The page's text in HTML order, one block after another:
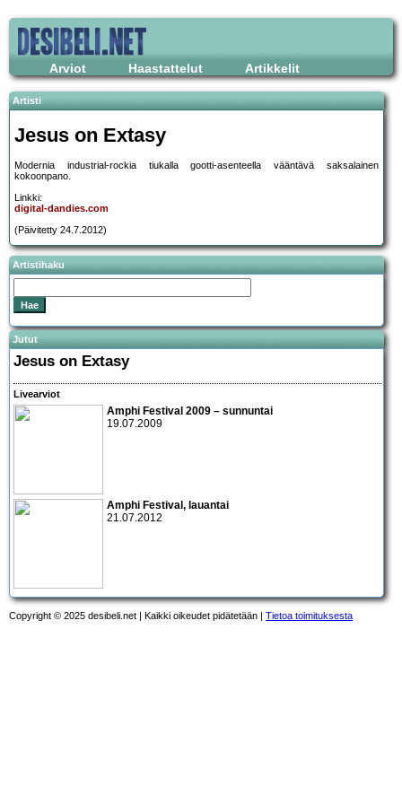
Arviot Haastattelut Artikkelit
Artisti
Jesus on Extasy
Modernia industrial-rockia tiukalla gootti-asenteella vääntävä saksalainen
kokoonpano.
Linkki:
digital-dandies.com
(Päivitetty 24.7.2012)
Artistihaku
Jutut
Jesus on Extasy
Livearviot
Amphi Festival 2009 – sunnuntai
19.07.2009
Amphi Festival, lauantai
21.07.2012
Copyright © 2025 desibeli.net | Kaikki oikeudet pidätetään | Tietoa toimituksesta